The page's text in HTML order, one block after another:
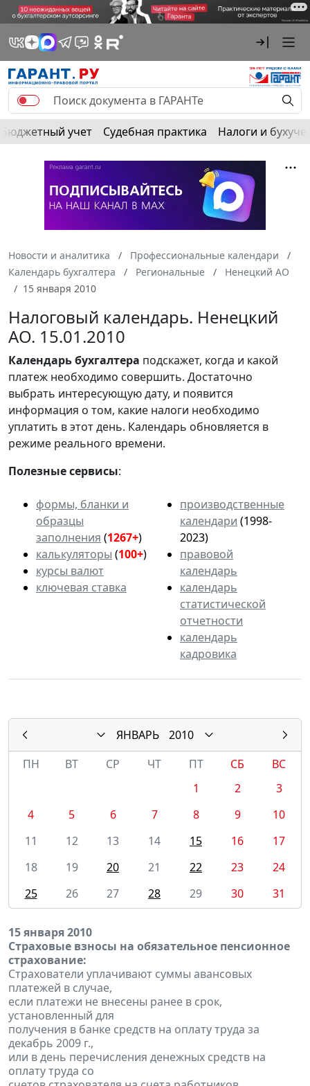
Бюджетный учет Судебная практика Налоги и
Новости и аналитика
Профессиональные календари
Календарь бухгалтера
Региональные
Ненецкий АО
15 января 2010
Налоговый календарь. Ненецкий
АО. 15.01.2010
Календарьбухгалтера подскажет, когда и какой
платеж необходимо совершить. Достаточно
выбрать интересующую дату, и появится
информация о том, какие налоги необходимо
уплатить в этот день. Календарь обновляется в
режиме реального времени.
Полезные сервисы:
формы, бланки и
образцы
заполнения (1267+)
калькуляторы (100+)
курсы валют
ключевая ставка
производственные
календари (1998-
2023)
правовой
календарь
календарь
статистической
отчетности
календарь
кадровика
ЯНВАРЬ
2010
ПН
ВТ СР ЧТ ПТ СБ
ВС
1
2
3
4
5 6 7 8 9
10
11
12 13 14 15 16
17
18
19 20 21 22 23
24
25
26 27 28 29 30 31
15 января 2010
Страховые взносы на обязательное пенсионное
страхование:
Страхователи уплачивают суммы авансовых
платежей в случае,
если платежи не внесены ранее в срок,
установленный для
получения в банке средств на оплату труда за
декабрь 2009 г.,
или в день перечисления денежных средств на
оплату труда со